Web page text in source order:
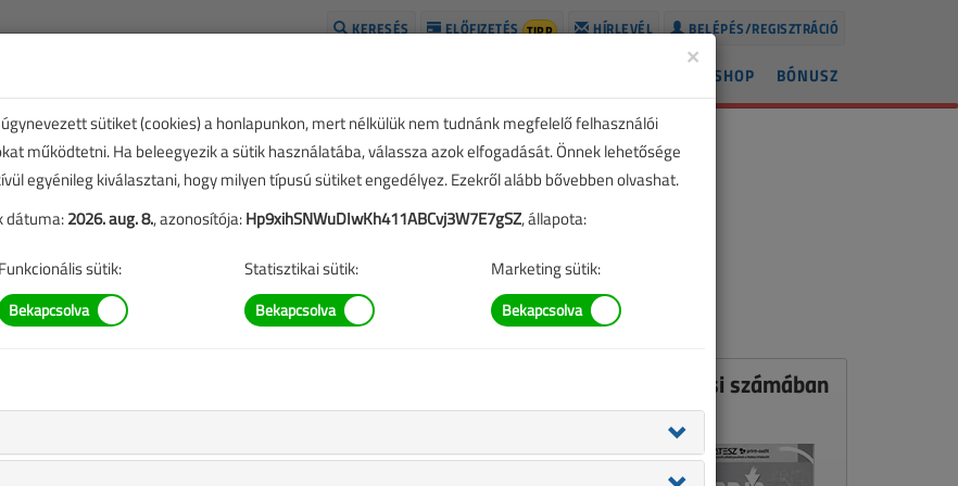
BELÉPÉS/REGISZTRÁCIÓ
HÍRLEVÉL
ELŐFIZETÉS TIPP
KERESÉS
BÓNUSZ
SHOP
Ez a cikk a VL 2012. májusi számában
jelent meg.
×
sütiket (cookies) a honlapunkon, mert nélkülük nem tudnánk megfelelő felhasználói
működtetni. Ha beleegyezik a sütik használatába, válassza azok elfogadását. Önnek lehetősége
egyénileg kiválasztani, hogy milyen típusú sütiket engedélyez. Ezekről alább bővebben olvashat.
dátuma:2026. aug. 8., azonosítója:Hp9xihSNWuDIwKh411ABCvj3W7E7gSZ, állapota:
Funkcionális sütik: Statisztikai sütik: Marketing sütik: